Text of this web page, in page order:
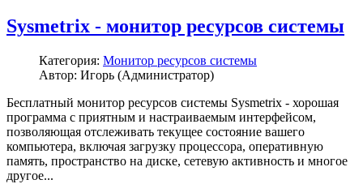
Sysmetrix - монитор ресурсов системы
Категория: Монитор ресурсов системы
Автор: Игорь (Администратор)
Бесплатный монитор ресурсов системы Sysmetrix - хорошая
программа с приятным и настраиваемым интерфейсом,
позволяющая отслеживать текущее состояние вашего
компьютера, включая загрузку процессора, оперативную
память, пространство на диске, сетевую активность и многое
другое...